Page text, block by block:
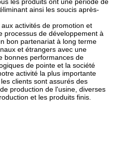
co., LTD est une
qui prête attention à
exigences du client, la société
intermédiaire, basse et
le refroidissement, la
à froid, la congélation,
nos machines ont non
en Chine, mais sont
Sud-Est, l'Afrique, le Moyen-
et d'autres pays. Selon les
marché, SHANGHAI ICEMA
LTD a développé un groupe de
de toutes les industries, y
directe (plaque
eau de mer, type d'eau